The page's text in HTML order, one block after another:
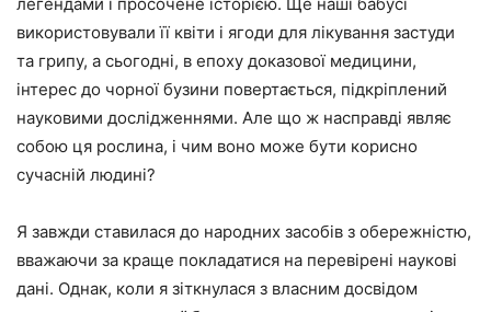
легендами і просочене історією. Ще наші бабусі
використовували її квіти і ягоди для лікування застуди
та грипу, а сьогодні, в епоху доказової медицини,
інтерес до чорної бузини повертається, підкріплений
науковими дослідженнями. Але що ж насправді являє
собою ця рослина, і чим воно може бути корисно
сучасній людині?
Я завжди ставилася до народних засобів з обережністю,
вважаючи за краще покладатися на перевірені наукові
дані. Однак, коли я зіткнулася з власним досвідом